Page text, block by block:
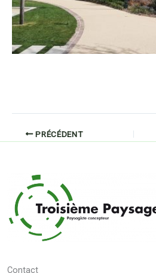
PRÉCÉDENT
Contact